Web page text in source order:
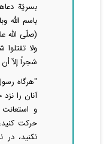
بسریّة
باسم الله
(صلّی الله
ولا تقتلوا
شجراً إلاّ
"هرگاه
آنان را
و
حرکت
نکنید، در